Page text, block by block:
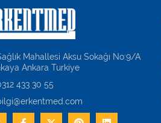
Mahallesi Aksu Sokağı No:9/A
Ankara Turkiye
433 30 55